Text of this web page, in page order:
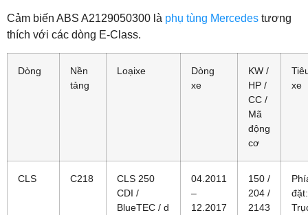
Cảm biến ABS A2129050300 là phụ tùng Mercedes tương
thích với các dòng E-Class.
Dòng
Nền
tảng
Loạixe
Dòng
xe
KW /
HP /
CC /
Mã
động
cơ
xe
CLS C218
CLS 250
CDI /
BlueTEC / d
04.2011
–
12.2017
150 /
204 /
2143
đặt: